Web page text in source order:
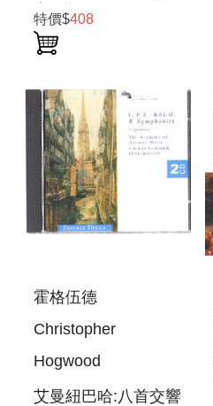
卡1送1-154) J.S.
BACH:BRANDENBURG
CONCERTO NOS.1-
特價$408
霍格伍德
Christopher
Hogwood
艾曼紐巴哈:八首交響